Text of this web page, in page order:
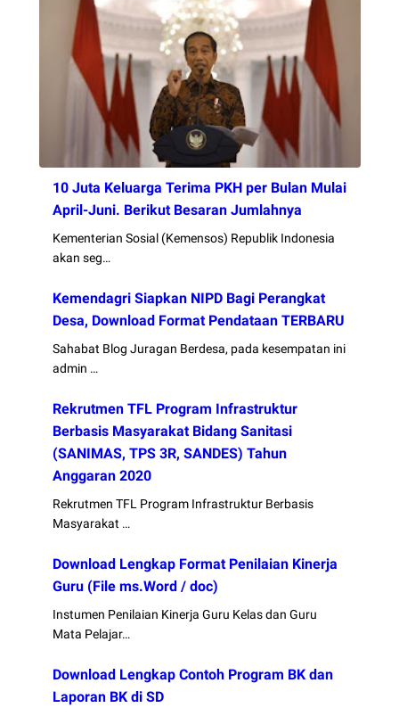
10 Juta Keluarga Terima PKH per Bulan Mulai
April-Juni. Berikut Besaran Jumlahnya
Kementerian Sosial (Kemensos) Republik Indonesia
akan seg…
Kemendagri Siapkan NIPD Bagi Perangkat
Desa, Download Format Pendataan TERBARU
Sahabat Blog Juragan Berdesa, pada kesempatan ini
admin …
Rekrutmen TFL Program Infrastruktur
Berbasis Masyarakat Bidang Sanitasi
(SANIMAS, TPS 3R, SANDES) Tahun
Anggaran 2020
Rekrutmen TFL Program Infrastruktur Berbasis
Masyarakat …
Download Lengkap Format Penilaian Kinerja
Guru (File ms.Word / doc)
Instumen Penilaian Kinerja Guru Kelas dan Guru
Mata Pelajar…
Download Lengkap Contoh Program BK dan
Laporan BK di SD